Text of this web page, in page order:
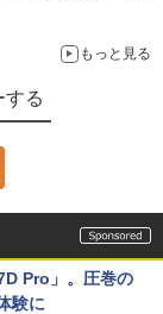
もっと見る
する
Pro」。圧巻の
験に